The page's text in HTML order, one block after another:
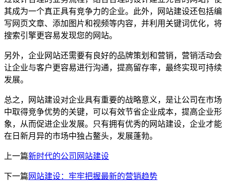
其成为一个真正具有竞争力的企业。此外，网站建设还包括编
写网页文章、添加图片和视频等内容，并利用关键词优化，将
搜索引擎更容易发现您的网站。
另外，企业网站还需要有良好的品牌策划和营销，营销活动会
让企业与客户更容易进行沟通，提高留存率，最终实现可持续
发展。
总之，网站建设对企业具有重要的战略意义，是让公司在市场
中取得竞争优势的关键，可以有效节省企业成本，提高企业形
象，从而促进企业发展。只有拥有优秀的网站建设，企业才能
在日新月异的市场中独占鳌头，发展蓬勃。
上一篇新时代的公司网站建设
下一篇 网站建设：牢牢把握最新的营销趋势